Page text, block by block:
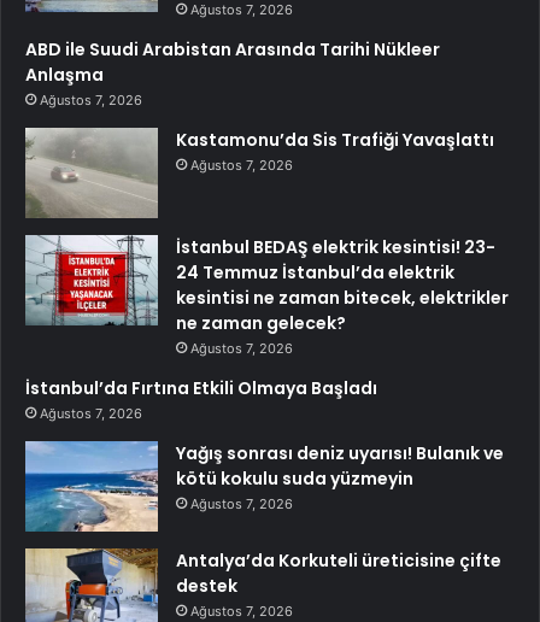
Ağustos 7, 2026
ABD ile Suudi Arabistan Arasında Tarihi Nükleer
Anlaşma
Ağustos 7, 2026
Kastamonu’da Sis Trafiği Yavaşlattı
Ağustos 7, 2026
İstanbul BEDAŞ elektrik kesintisi! 23-
24 Temmuz İstanbul’da elektrik
kesintisi ne zaman bitecek, elektrikler
ne zaman gelecek?
Ağustos 7, 2026
İstanbul’da Fırtına Etkili Olmaya Başladı
Ağustos 7, 2026
Yağış sonrası deniz uyarısı! Bulanık ve
kötü kokulu suda yüzmeyin
Ağustos 7, 2026
Antalya’da Korkuteli üreticisine çifte
destek
Ağustos 7, 2026